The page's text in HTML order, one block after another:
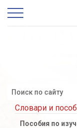
Словари и
Пособия по